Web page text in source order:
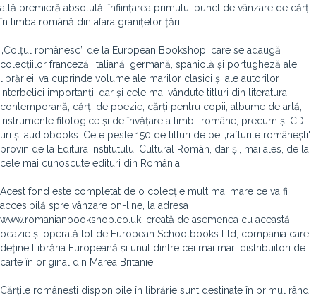
altă premieră absolută: înființarea primului punct de vânzare de cărți
în limba română din afara granițelor țării.
„Colțul românesc” de la European Bookshop, care se adaugă
colecțiilor franceză, italiană, germană, spaniolă și portugheză ale
librăriei, va cuprinde volume ale marilor clasici și ale autorilor
interbelici importanți, dar și cele mai vândute titluri din literatura
contemporană, cărți de poezie, cărți pentru copii, albume de artă,
instrumente filologice și de învățare a limbii române, precum și CD-
uri și audiobooks. Cele peste 150 de titluri de pe „rafturile românești"
provin de la Editura Institutului Cultural Român, dar și, mai ales, de la
cele mai cunoscute edituri din România.
Acest fond este completat de o colecție mult mai mare ce va fi
accesibilă spre vânzare on-line, la adresa
www.romanianbookshop.co.uk, creată de asemenea cu această
ocazie și operată tot de European Schoolbooks Ltd, compania care
deține Librăria Europeană și unul dintre cei mai mari distribuitori de
carte în original din Marea Britanie.
Cărțile românești disponibile în librărie sunt destinate în primul rând